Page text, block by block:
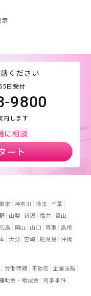
示
ください
日受付
9800
内します
に相談
ート
東京 神奈川 埼玉
千葉
山梨 新潟 福井
富山
広島 岡山 山口 鳥取
島根
大分 宮崎 鹿児島 沖縄
労働問題 不動産 企業法務
助金・助成金 刑事事件